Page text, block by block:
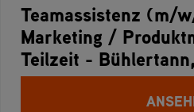
Teamassistenz (m/
Marketing /
Teilzeit -